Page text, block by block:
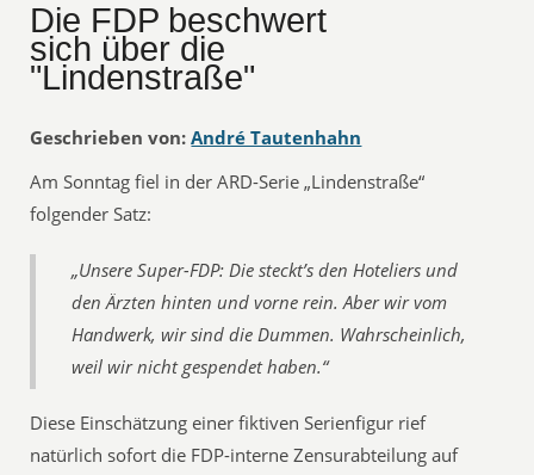
Die FDP beschwert
sich über die
"Lindenstraße"
Geschrieben von: André Tautenhahn
Am Sonntag fiel in der ARD-Serie „Lindenstraße“
folgender Satz:
„Unsere Super-FDP: Die steckt’s den Hoteliers und
den Ärzten hinten und vorne rein. Aber wir vom
Handwerk, wir sind die Dummen. Wahrscheinlich,
weil wir nicht gespendet haben.“
Diese Einschätzung einer fiktiven Serienfigur rief
natürlich sofort die FDP-interne Zensurabteilung auf